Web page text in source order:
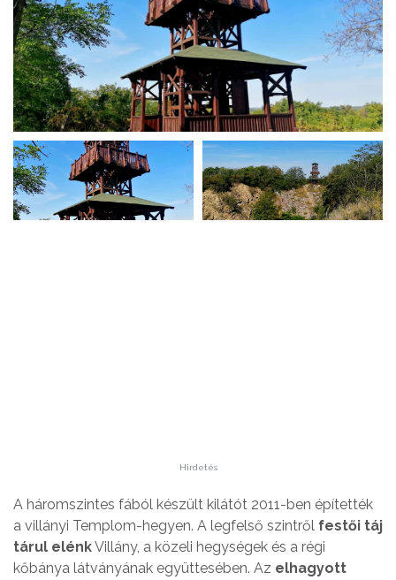
Hirdetés
A háromszintes fából készült kilátót 2011-ben építették
a villányi Templom-hegyen. A legfelső szintről festői táj
tárul elénkVillány, a közeli hegységek és a régi
kőbánya látványának együttesében. Az elhagyott